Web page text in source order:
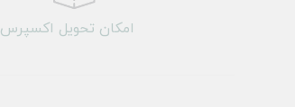
امکان تحویل اکسپرس